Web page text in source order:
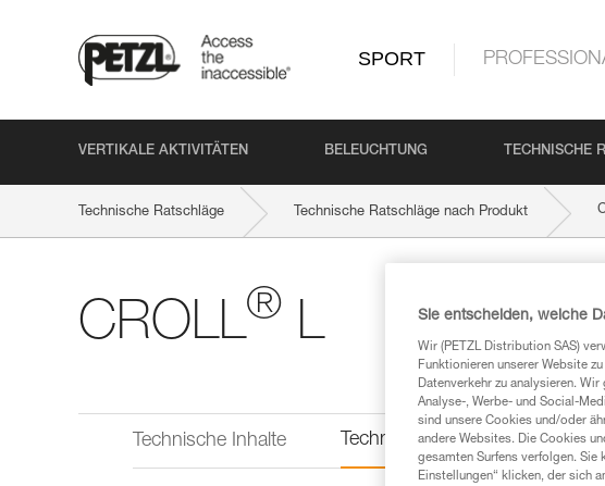
SPORT
VERTIKALE AKTIVITÄTEN BELEUCHTUNG TECHNISCHE
Technische Ratschläge Technische Ratschläge nach Produkt
CROLL® L
Technische Inhalte Technische Informationen
Sie entscheiden, welche
Wir (PETZL Distribution SAS)
Funktionieren unserer Website
Datenverkehr zu analysieren.
Analyse-, Werbe- und Social-
sind unsere Cookies und/oder
andere Websites. Die Cookies
gesamten Surfens verfolgen. Sie
Einstellungen“ klicken, der sich